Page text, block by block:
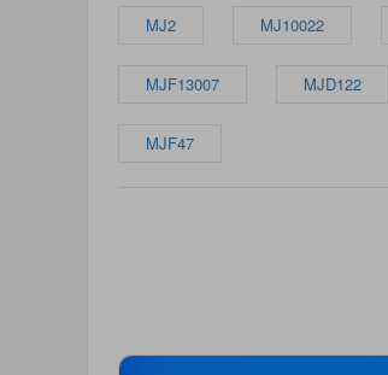
MJ2 MJ10022
MJF13007 MJD122
MJF47